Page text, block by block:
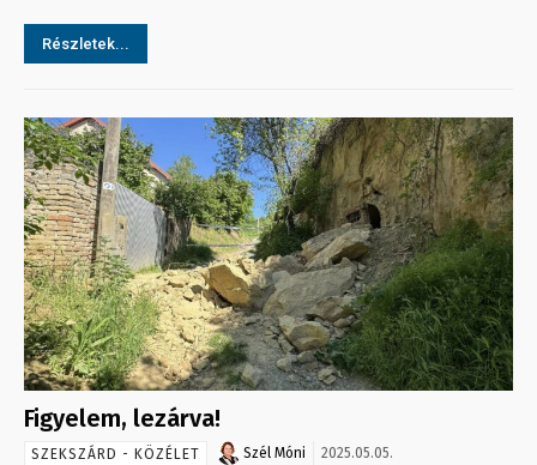
Részletek...
Figyelem, lezárva!
SZEKSZÁRD - KÖZÉLET Szél Móni 2025.05.05.